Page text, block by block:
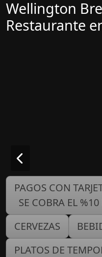
Wellington
Restaurante
PAGOS CON
SE COBRA EL
CERVEZAS
PLATOS DE